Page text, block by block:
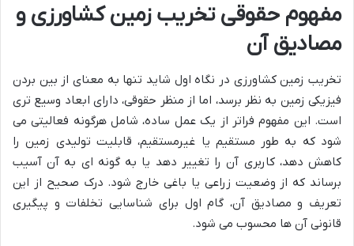
مفهوم حقوقی تخریب زمین کشاورزی و
مصادیق آن
تخریب زمین کشاورزی در نگاه اول شاید تنها به معنای از بین بردن
فیزیکی زمین به نظر برسد، اما از منظر حقوقی، دارای ابعاد وسیع تری
است. این مفهوم فراتر از یک عمل ساده، شامل هرگونه فعالیتی می
شود که به طور مستقیم یا غیرمستقیم، قابلیت تولیدی زمین را
کاهش دهد، کاربری آن را تغییر دهد یا به گونه ای به آن آسیب
برساند که از وضعیت زراعی یا باغی خارج شود. درک صحیح از این
تعریف و مصادیق آن، گام اول برای شناسایی تخلفات و پیگیری
قانونی آن ها محسوب می شود.